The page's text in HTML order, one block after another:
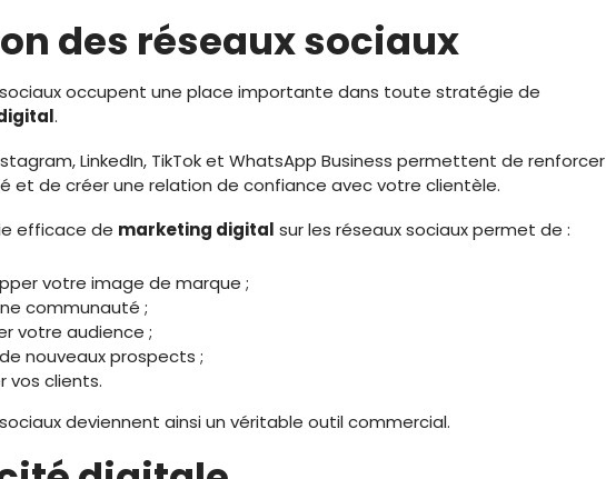
des réseaux sociaux
sociaux occupent une place importante dans toute stratégie de
.
LinkedIn, TikTok et WhatsApp Business permettent de renforcer
et de créer une relation de confiance avec votre clientèle.
efficace de marketing digital sur les réseaux sociaux permet de :
votre image de marque ;
communauté ;
votre audience ;
nouveaux prospects ;
vos clients.
deviennent ainsi un véritable outil commercial.